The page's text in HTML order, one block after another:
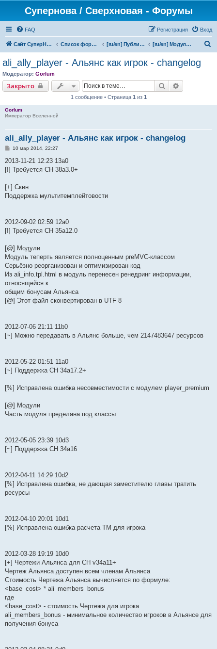
Супернова / Сверхновая - Форумы
FAQ Вход
Регистрация
Сайт СуперНова Список форумов [ru/en] Публичная версия/Public releases [ru/en] Модули/Modules
ali_ally_player - Альянс как игрок - changelog
Модератор: Gorlum
Закрыто Поиск
1 сообщение • Страница 1 из 1
Gorlum
Император Вселенной
ali_ally_player - Альянс как игрок - changelog
С
о
щ
е
10 мар 2014, 22:27
2013-11-21 12:23 13a0
[!] Требуется СН 38а3.0+
[+] Скин
Поддержка мультитемплейтовости
2012-09-02 02:59 12a0
[!] Требуется СН 35a12.0
[@] Модули
Модуль теперть является полноценным preMVC-классом
Серьёзно реорганизован и оптимизирован код
Из ali_info.tpl.html в модуль перенесен ренедринг информации,
относящейся к
общим бонусам Альянса
[@] Этот файл сконвертирован в UTF-8
2012-07-06 21:11 11b0
[~] Можно передавать в Альянс больше, чем 2147483647 ресурсов
2012-05-22 01:51 11a0
[~] Поддержка СН 34a17.2+
[%] Исправлена ошибка несовместимости с модулем player_premium
[@] Модули
Часть модуля пределана под классы
2012-05-05 23:39 10d3
[~] Поддержка СН 34a16
2012-04-11 14:29 10d2
[%] Исправлена ошибка, не дающая заместителю главы тратить
ресурсы
2012-04-10 20:01 10d1
[%] Исправлена ошибка расчета ТМ для игрока
2012-03-28 19:19 10d0
[+] Чертежи Альянса для СН v34a11+
Чертеж Альянса доступен всем членам Альянса
Стоимость Чертежа Альянса вычисляется по формуле:
<base_cost> * ali_members_bonus
где
<base_cost> - стоимость Чертежа для игрока
ali_members_bonus - минимальное количество игроков в Альянсе для
получения бонуса